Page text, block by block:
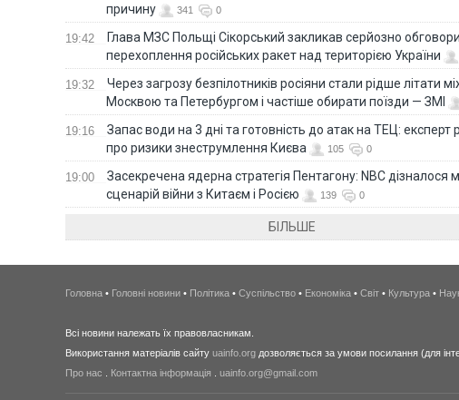
причину
341 0
19:42
Глава МЗС Польщі Сікорський закликав серйозно
перехоплення російських ракет над територією України
19:32
Через загрозу безпілотників росіяни стали рідше літати
Москвою та Петербургом і частіше обирати поїзди — ЗМІ
19:16
Запас води на 3 дні та готовність до атак на ТЕЦ: експерт
про ризики знеструмлення Києва
105 0
19:00
Засекречена ядерна стратегія Пентагону: NBC дізналося
сценарій війни з Китаєм і Росією
139 0
БІЛЬШЕ
Головна • Головні новини • Політика • Суспільство • Економіка • Світ • Культура •
Всі новини належать їх правовласникам.
Використання матеріалів сайту uainfo.org дозволяється за умови посилання (для
Про нас
Контактна інформація uainfo.org@gmail.com